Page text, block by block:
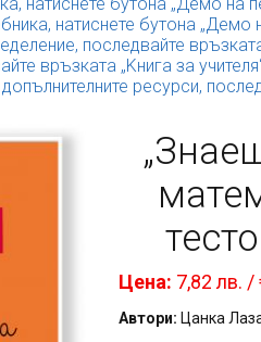
натиснете бутона „Демо
последвайте
връзката „Kнига за
ресурси,
Цена: 7,82 лв. /
Автори: Цанка